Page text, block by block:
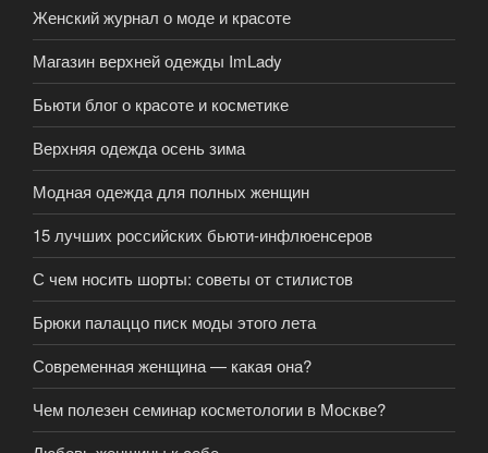
Женский журнал о моде и красоте
Магазин верхней одежды ImLady
Бьюти блог о красоте и косметике
Верхняя одежда осень зима
Модная одежда для полных женщин
15 лучших российских бьюти-инфлюенсеров
С чем носить шорты: советы от стилистов
Брюки палаццо писк моды этого лета
Современная женщина — какая она?
Чем полезен семинар косметологии в Москве?